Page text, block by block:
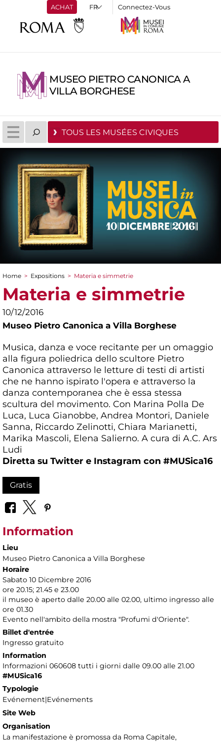
ACHAT Connectez-Vous
MUSEO PIETRO CANONICA A
VILLA BORGHESE
TOUS LES MUSÉES CIVIQUES
You are here
Home > Expositions > Materia e simmetrie
Materia e simmetrie
10/12/2016
Museo Pietro Canonica a Villa Borghese
Musica, danza e voce recitante per un omaggio
alla figura poliedrica dello scultore Pietro
Canonica attraverso le letture di testi di artisti
che ne hanno ispirato l'opera e attraverso la
danza contemporanea che è essa stessa
scultura del movimento. Con Marina Polla De
Luca, Luca Gianobbe, Andrea Montori, Daniele
Sanna, Riccardo Zelinotti, Chiara Marianetti,
Marika Mascoli, Elena Salierno. A cura di A.C. Ars
Ludi
Diretta su Twitter e Instagram con #MUSica16
Gratis
Information
Lieu
Museo Pietro Canonica a Villa Borghese
Horaire
Sabato 10 Dicembre 2016
ore 20.15; 21.45 e 23.00
il museo è aperto dalle 20.00 alle 02.00, ultimo ingresso alle
ore 01.30
Evento nell'ambito della mostra "Profumi d'Oriente".
Billet d'entrée
Ingresso gratuito
Information
Informazioni 060608 tutti i giorni dalle 09.00 alle 21.00
#MUSica16
Typologie
Evénement|Evénements
Site Web
Organisation
La manifestazione è promossa da Roma Capitale,